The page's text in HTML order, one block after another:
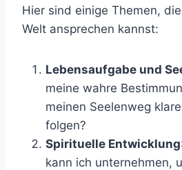
Hier sind einige Themen,
Welt ansprechen kannst:
Lebensaufgabe und
meine wahre
meinen Seelenweg
folgen?
Spirituelle Entwicklung
kann ich unternehmen,